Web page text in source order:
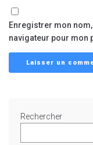
Enregistrer mon
navigateur pour mon
Rechercher